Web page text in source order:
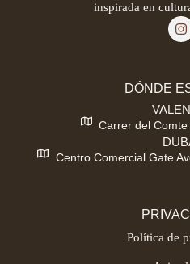
inspirada en
DÓNDE
Carrer del
Centro Comercial Gate
Política de